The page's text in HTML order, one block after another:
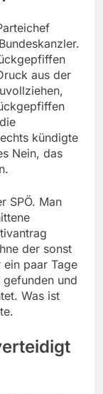
aus der
kündigte
Nein, das
SPÖ. Man
der sonst
paar Tage
und
Was ist